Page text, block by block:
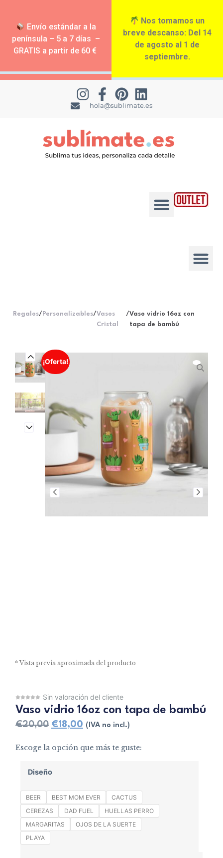
Envío estándar a la
península – 5 a 7 días –
GRATIS a partir de 60 €
Nos tomamos un
breve descanso: Del 14
de agosto al 1 de
septiembre.
hola@sublimate.es
Regalos/ Personalizables/Vasos
Cristal
/Vaso vidrio 16oz con
tapa de bambú
¡Oferta!
* Vista previa aproximada del producto
Sin valoración del cliente
Vaso vidrio 16oz con tapa de bambú
€20,00 €18,00 (IVA no incl.)
Escoge la opción que más te guste:
Diseño
BEER BEST MOM EVER
CACTUS
CEREZAS
DAD FUEL
HUELLAS PERRO
MARGARITAS
OJOS DE LA SUERTE
PLAYA